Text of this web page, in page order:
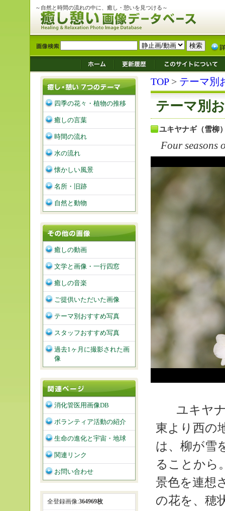
～自然と時間の流れの中に、癒し・憩いを見つける～
TOP> テーマ別
テーマ別
ユキヤナギ（雪柳
Four seasons
ユキヤナ
東より西の
は、柳が雪
ることから
景色を連想
の花を、穂
四季の花々・植物の推移
癒しの言葉
時間の流れ
水の流れ
懐かしい風景
名所・旧跡
自然と動物
癒しの動画
文学と画像・一行四窓
癒しの音楽
ご提供いただいた画像
テーマ別おすすめ写真
スタッフおすすめ写真
過去1ヶ月に撮影された画
像
消化管医用画像DB
ボランティア活動の紹介
生命の進化と宇宙・地球
関連リンク
お問い合わせ
全登録画像:364969枚